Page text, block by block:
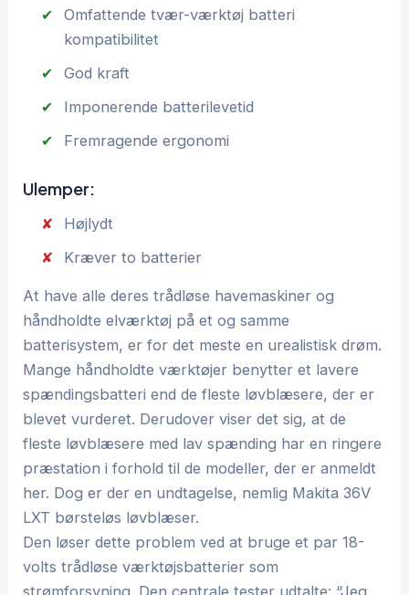
Omfattende tvær-værktøj batteri
kompatibilitet
God kraft
Imponerende batterilevetid
Fremragende ergonomi
Ulemper:
Højlydt
Kræver to batterier
At have alle deres trådløse havemaskiner og
håndholdte elværktøj på et og samme
batterisystem, er for det meste en urealistisk drøm.
Mange håndholdte værktøjer benytter et lavere
spændingsbatteri end de fleste løvblæsere, der er
blevet vurderet. Derudover viser det sig, at de
fleste løvblæsere med lav spænding har en ringere
præstation i forhold til de modeller, der er anmeldt
her. Dog er der en undtagelse, nemlig Makita 36V
LXT børsteløs løvblæser.
Den løser dette problem ved at bruge et par 18-
volts trådløse værktøjsbatterier som